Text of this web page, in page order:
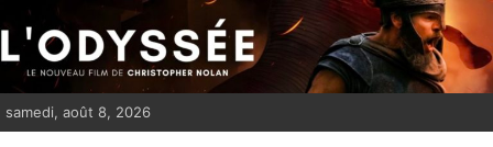
i
p
samedi, août 8, 2026